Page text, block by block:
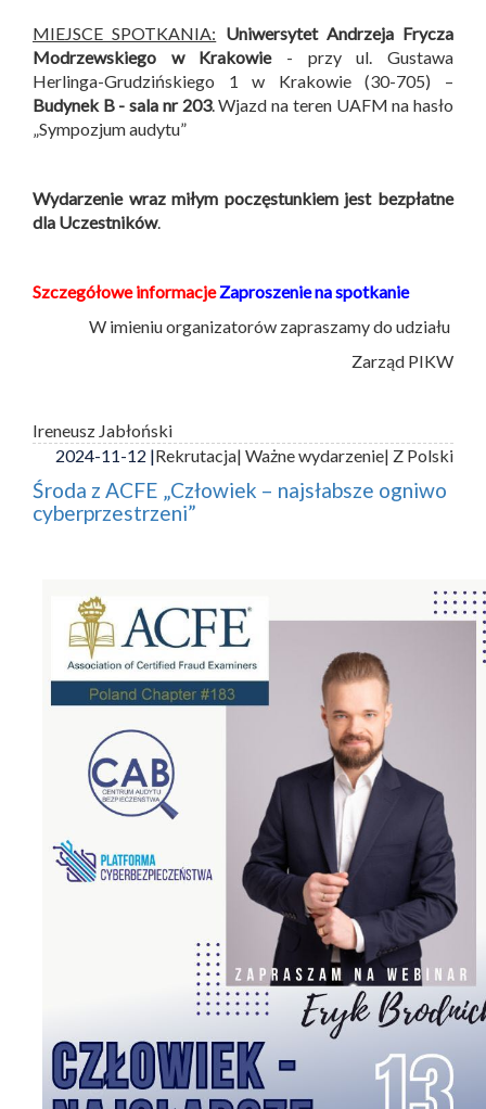
MIEJSCE SPOTKANIA: Uniwersytet Andrzeja Frycza
Modrzewskiego w Krakowie- przy ul. Gustawa
Herlinga-Grudzińskiego 1 w Krakowie (30-705) –
Budynek B - sala nr 203. Wjazd na teren UAFM na hasło
„Sympozjum audytu”
Wydarzenie wraz miłym poczęstunkiem jest bezpłatne
dla Uczestników.
Szczegółowe informacje Zaproszenie na spotkanie
W imieniu organizatorów zapraszamy do udziału
Zarząd PIKW
Ireneusz Jabłoński
2024-11-12 |Rekrutacja| Ważne wydarzenie| Z Polski
Środa z ACFE „Człowiek – najsłabsze ogniwo
cyberprzestrzeni”